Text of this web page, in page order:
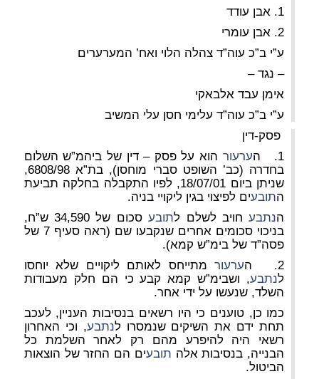
1. אבן עודד
2. אבן עומרי
ע”י ב”כ עוה”ד צהלה הלוי ואח’ המערערים
– נגד –
אימן עבד אלבאקי
ע”י ב”כ עוה”ד עלימי חסן עלי המשיב
פסק-דין
1. ה
ערעור הוא על פסק – דין של ביהמ”ש השלום
בחדרה (כב’ השופט סברי מוחסן), בת”א 6808/98,
שניתן ביום 18/07/01, לפיו התקבלה בחלקה תביעת
התובעים לפיצוי בגין ליקויי בניה.
הנתבעחויב לשלם לתובע
סכום של 34,590 ש”ח,
בניכוי סכומים אחרים שנקבעו שם (ראה סעיף 7 של
פסה”ד של בימ”ש קמא).
2. ה
ערעור מתייחס לאותם ליקויים שלא יוחסו
לנתבע, ושבימ”ש קמא קבע כי הם חלק מעבודות
השלד, שנעשו על ידי אחר.
כמו כן, טוענים כי היו רשאים בנסיבות העניין, לעכב
תחת ידם את השיקים שנמסרו לנתבע, וכי האחרון
רשאי היה להיפרע מהם רק לאחר השלמת כל
הבנייה, בנסיבות אלה תובעים הם החזר של הוצאות
הביטול.